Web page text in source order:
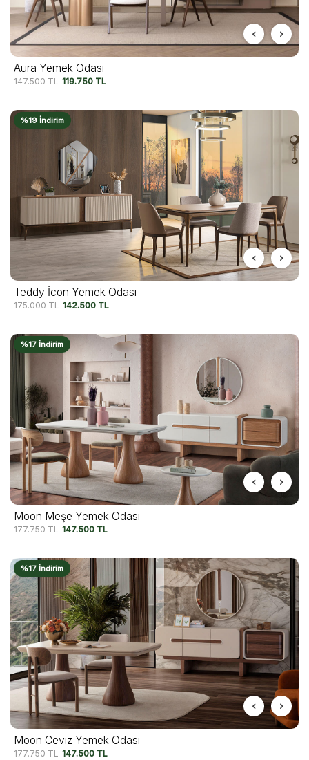
Aura Yemek Odası
147.500TL 119.750 TL
%19 İndirim
Teddy İcon Yemek Odası
175.000TL 142.500 TL
%17 İndirim
Moon Meşe Yemek Odası
177.750TL 147.500 TL
%17 İndirim
Moon Ceviz Yemek Odası
177.750TL 147.500 TL